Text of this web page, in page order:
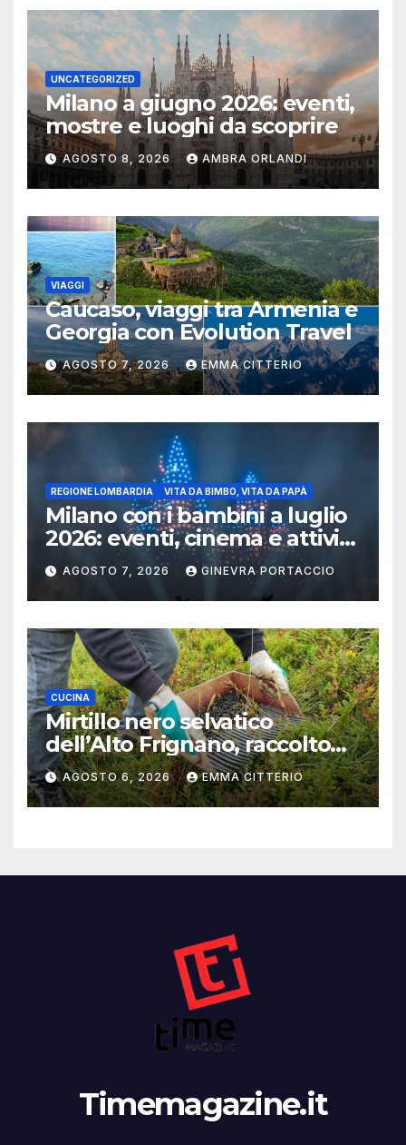
UNCATEGORIZED
Milano a giugno 2026: eventi,
mostre e luoghi da scoprire
AGOSTO 8, 2026 AMBRA ORLANDI
VIAGGI
Caucaso, viaggi tra Armenia e
Georgia con Evolution Travel
AGOSTO 7, 2026 EMMA CITTERIO
REGIONE LOMBARDIA VITA DA BIMBO, VITA DA PAPÀ
Milano con i bambini a luglio
2026: eventi, cinema e attività
per famiglie
AGOSTO 7, 2026 GINEVRA PORTACCIO
CUCINA
Mirtillo nero selvatico
dell’Alto Frignano, raccolto
buono e clima da monitorare
AGOSTO 6, 2026 EMMA CITTERIO
Timemagazine.it